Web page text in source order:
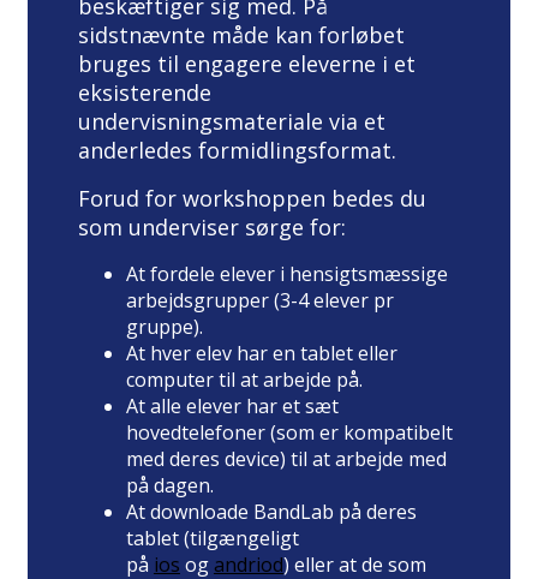
beskæftiger sig med. På
sidstnævnte måde kan forløbet
bruges til engagere eleverne i et
eksisterende
undervisningsmateriale via et
anderledes formidlingsformat.
Forud for workshoppen bedes du
som underviser sørge for:
At fordele elever i hensigtsmæssige
arbejdsgrupper (3-4 elever pr
gruppe).
At hver elev har en tablet eller
computer til at arbejde på.
At alle elever har et sæt
hovedtelefoner (som er kompatibelt
med deres device) til at arbejde med
på dagen.
At downloade BandLab på deres
tablet (tilgængeligt
på ios ogandriod) eller at de som